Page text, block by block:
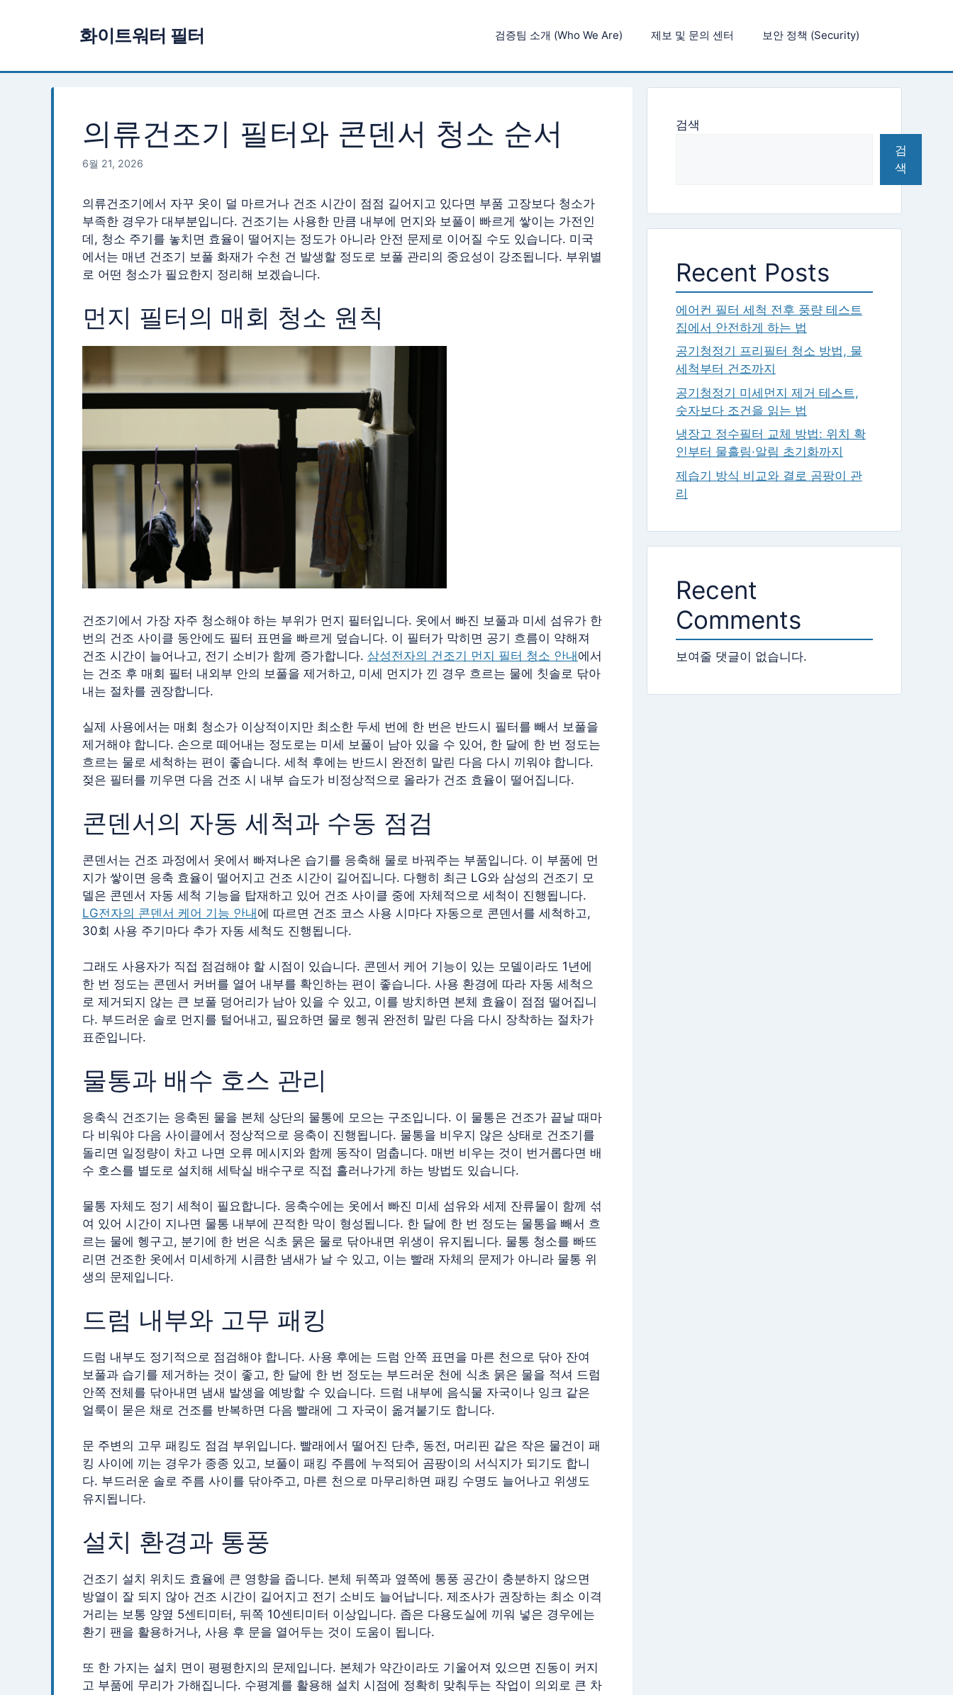
화이트워터 필터 검증팀 소개 (Who We Are) 제보 및 문의 센터 보안 정책 (Security)
의류건조기 필터와 콘덴서 청소 순서
6월 21, 2026
의류건조기에서 자꾸 옷이 덜 마르거나 건조 시간이 점점 길어지고 있다면 부품 고장보다 청소가
부족한 경우가 대부분입니다. 건조기는 사용한 만큼 내부에 먼지와 보풀이 빠르게 쌓이는 가전인
데, 청소 주기를 놓치면 효율이 떨어지는 정도가 아니라 안전 문제로 이어질 수도 있습니다. 미국
에서는 매년 건조기 보풀 화재가 수천 건 발생할 정도로 보풀 관리의 중요성이 강조됩니다. 부위별
로 어떤 청소가 필요한지 정리해 보겠습니다.
먼지 필터의 매회 청소 원칙
건조기에서 가장 자주 청소해야 하는 부위가 먼지 필터입니다. 옷에서 빠진 보풀과 미세 섬유가 한
번의 건조 사이클 동안에도 필터 표면을 빠르게 덮습니다. 이 필터가 막히면 공기 흐름이 약해져
건조 시간이 늘어나고, 전기 소비가 함께 증가합니다. 삼성전자의 건조기 먼지 필터 청소 안내에서
는 건조 후 매회 필터 내외부 안의 보풀을 제거하고, 미세 먼지가 낀 경우 흐르는 물에 칫솔로 닦아
내는 절차를 권장합니다.
실제 사용에서는 매회 청소가 이상적이지만 최소한 두세 번에 한 번은 반드시 필터를 빼서 보풀을
제거해야 합니다. 손으로 떼어내는 정도로는 미세 보풀이 남아 있을 수 있어, 한 달에 한 번 정도는
흐르는 물로 세척하는 편이 좋습니다. 세척 후에는 반드시 완전히 말린 다음 다시 끼워야 합니다.
젖은 필터를 끼우면 다음 건조 시 내부 습도가 비정상적으로 올라가 건조 효율이 떨어집니다.
콘덴서의 자동 세척과 수동 점검
콘덴서는 건조 과정에서 옷에서 빠져나온 습기를 응축해 물로 바꿔주는 부품입니다. 이 부품에 먼
지가 쌓이면 응축 효율이 떨어지고 건조 시간이 길어집니다. 다행히 최근 LG와 삼성의 건조기 모
델은 콘덴서 자동 세척 기능을 탑재하고 있어 건조 사이클 중에 자체적으로 세척이 진행됩니다.
LG전자의 콘덴서 케어 기능 안내에 따르면 건조 코스 사용 시마다 자동으로 콘덴서를 세척하고,
30회 사용 주기마다 추가 자동 세척도 진행됩니다.
그래도 사용자가 직접 점검해야 할 시점이 있습니다. 콘덴서 케어 기능이 있는 모델이라도 1년에
한 번 정도는 콘덴서 커버를 열어 내부를 확인하는 편이 좋습니다. 사용 환경에 따라 자동 세척으
로 제거되지 않는 큰 보풀 덩어리가 남아 있을 수 있고, 이를 방치하면 본체 효율이 점점 떨어집니
다. 부드러운 솔로 먼지를 털어내고, 필요하면 물로 헹궈 완전히 말린 다음 다시 장착하는 절차가
표준입니다.
물통과 배수 호스 관리
응축식 건조기는 응축된 물을 본체 상단의 물통에 모으는 구조입니다. 이 물통은 건조가 끝날 때마
다 비워야 다음 사이클에서 정상적으로 응축이 진행됩니다. 물통을 비우지 않은 상태로 건조기를
돌리면 일정량이 차고 나면 오류 메시지와 함께 동작이 멈춥니다. 매번 비우는 것이 번거롭다면 배
수 호스를 별도로 설치해 세탁실 배수구로 직접 흘러나가게 하는 방법도 있습니다.
물통 자체도 정기 세척이 필요합니다. 응축수에는 옷에서 빠진 미세 섬유와 세제 잔류물이 함께 섞
여 있어 시간이 지나면 물통 내부에 끈적한 막이 형성됩니다. 한 달에 한 번 정도는 물통을 빼서 흐
르는 물에 헹구고, 분기에 한 번은 식초 묽은 물로 닦아내면 위생이 유지됩니다. 물통 청소를 빠뜨
리면 건조한 옷에서 미세하게 시큼한 냄새가 날 수 있고, 이는 빨래 자체의 문제가 아니라 물통 위
생의 문제입니다.
드럼 내부와 고무 패킹
드럼 내부도 정기적으로 점검해야 합니다. 사용 후에는 드럼 안쪽 표면을 마른 천으로 닦아 잔여
보풀과 습기를 제거하는 것이 좋고, 한 달에 한 번 정도는 부드러운 천에 식초 묽은 물을 적셔 드럼
안쪽 전체를 닦아내면 냄새 발생을 예방할 수 있습니다. 드럼 내부에 음식물 자국이나 잉크 같은
얼룩이 묻은 채로 건조를 반복하면 다음 빨래에 그 자국이 옮겨붙기도 합니다.
문 주변의 고무 패킹도 점검 부위입니다. 빨래에서 떨어진 단추, 동전, 머리핀 같은 작은 물건이 패
킹 사이에 끼는 경우가 종종 있고, 보풀이 패킹 주름에 누적되어 곰팡이의 서식지가 되기도 합니
다. 부드러운 솔로 주름 사이를 닦아주고, 마른 천으로 마무리하면 패킹 수명도 늘어나고 위생도
유지됩니다.
설치 환경과 통풍
건조기 설치 위치도 효율에 큰 영향을 줍니다. 본체 뒤쪽과 옆쪽에 통풍 공간이 충분하지 않으면
방열이 잘 되지 않아 건조 시간이 길어지고 전기 소비도 늘어납니다. 제조사가 권장하는 최소 이격
거리는 보통 양옆 5센티미터, 뒤쪽 10센티미터 이상입니다. 좁은 다용도실에 끼워 넣은 경우에는
환기 팬을 활용하거나, 사용 후 문을 열어두는 것이 도움이 됩니다.
또 한 가지는 설치 면이 평평한지의 문제입니다. 본체가 약간이라도 기울어져 있으면 진동이 커지
고 부품에 무리가 가해집니다. 수평계를 활용해 설치 시점에 정확히 맞춰두는 작업이 의외로 큰 차
검색
검
색
Recent Posts
에어컨 필터 세척 전후 풍량 테스트
집에서 안전하게 하는 법
공기청정기 프리필터 청소 방법, 물
세척부터 건조까지
공기청정기 미세먼지 제거 테스트,
숫자보다 조건을 읽는 법
냉장고 정수필터 교체 방법: 위치 확
인부터 물흘림·알림 초기화까지
제습기 방식 비교와 결로 곰팡이 관
리
Recent
Comments
보여줄 댓글이 없습니다.